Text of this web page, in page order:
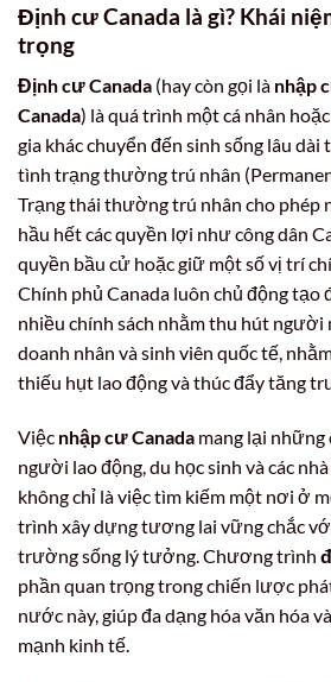
Định cư Canada là gì? Khái
trọng
Định cư Canada (hay còn gọi là nhập
Canada) là quá trình một cá nhân
gia khác chuyển đến sinh sống lâu dài
tình trạng thường trú nhân
Trạng thái thường trú nhân cho
hầu hết các quyền lợi như công dân
quyền bầu cử hoặc giữ một số vị trí
Chính phủ Canada luôn chủ động tạo
nhiều chính sách nhằm thu hút người
doanh nhân và sinh viên quốc tế,
thiếu hụt lao động và thúc đẩy tăng
Việc nhập cư Canada mang lại
người lao động, du học sinh và các
không chỉ là việc tìm kiếm một nơi ở
trình xây dựng tương lai vững chắc
trường sống lý tưởng. Chương trình
phần quan trọng trong chiến lược
nước này, giúp đa dạng hóa văn hóa
mạnh kinh tế.